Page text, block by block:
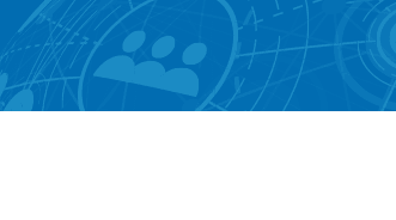
IoT向けLPWA 国際標準規格
Wi-SUN FAN
ェア Empress認定技術者が在籍
組込みデータベース
アクセス